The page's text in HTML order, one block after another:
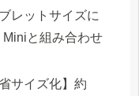
レットサイズに
と組み合わせ
サイズ化】約